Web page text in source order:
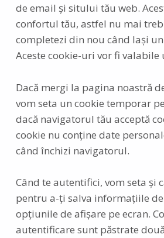
de email și sitului tău web.
confortul tău, astfel nu mai
completezi din nou când lași
Aceste cookie-uri vor fi valabile
Dacă mergi la pagina noastră
vom seta un cookie temporar
dacă navigatorul tău acceptă
cookie nu conține date
când închizi navigatorul.
Când te autentifici, vom seta și
pentru a-ți salva informațiile
opțiunile de afișare pe ecran.
autentificare sunt păstrate